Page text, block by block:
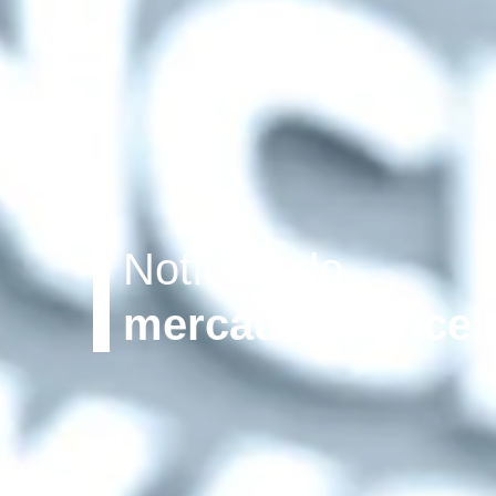
Notícias do
mercado